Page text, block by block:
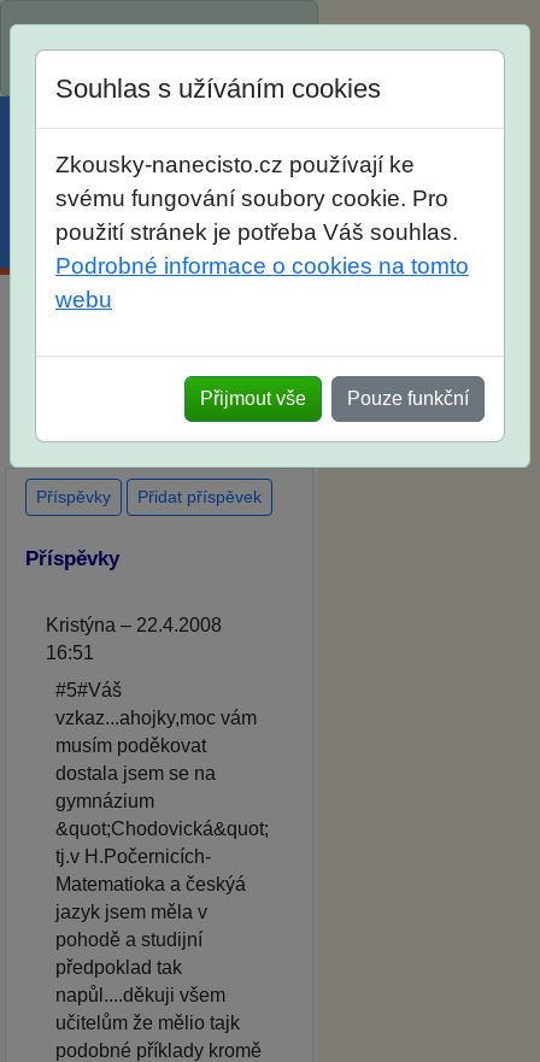
Menu Účet Košík
po skutečných přijímacích
zkouškách
Souhlas s užíváním cookies
Zkousky-nanecisto.cz používají ke
svému fungování soubory cookie. Pro
použití stránek je potřeba Váš souhlas.
Podrobné informace o cookies na tomto
webu
Přijmout vše Pouze funkční
Příspěvky Přidat příspěvek
Příspěvky
Kristýna – 22.4.2008
16:51
#5#Váš
vzkaz...ahojky,moc vám
musím poděkovat
dostala jsem se na
gymnázium
&quot;Chodovická&quot;
tj.v H.Počernicích-
Matematioka a českýá
jazyk jsem měla v
pohodě a studijní
předpoklad tak
napůl....děkuji všem
učitelům že mělio tajk
podobné příklady kromě